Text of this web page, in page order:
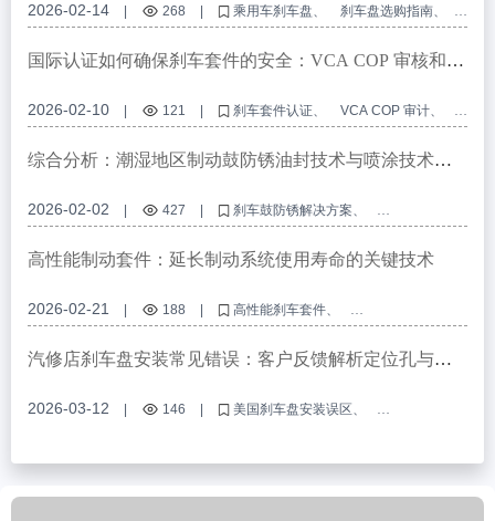
2026-02-14 268 乘用车刹车盘
刹车盘选购指南
刹车盘材料
刹车盘防锈 刹车盘认证
国际认证如何确保刹车套件的安全：VCA COP 审核和
2026-02-10 121 刹车套件认证
VCA COP 审计
EMARK certification
制动安全标准 汽车零部件合规性
综合分析：潮湿地区制动鼓防锈油封技术与喷涂技术的
2026-02-02 427
刹车鼓防锈解决方案
潮湿地区的制动鼓保护
商用车辆制动系统的防腐蚀技术
油封防锈技术
喷涂防锈工艺
高性能制动套件：延长制动系统使用寿命的关键技术
2026-02-21 188
高性能刹车套件
制动系统使用寿命
制动衰减阻力
IATF 16949认证的制动部件
R90 E-mark 制动套件
汽修店刹车盘安装常见错误：客户反馈解析定位孔与车
2026-03-12 146
美国刹车盘安装误区